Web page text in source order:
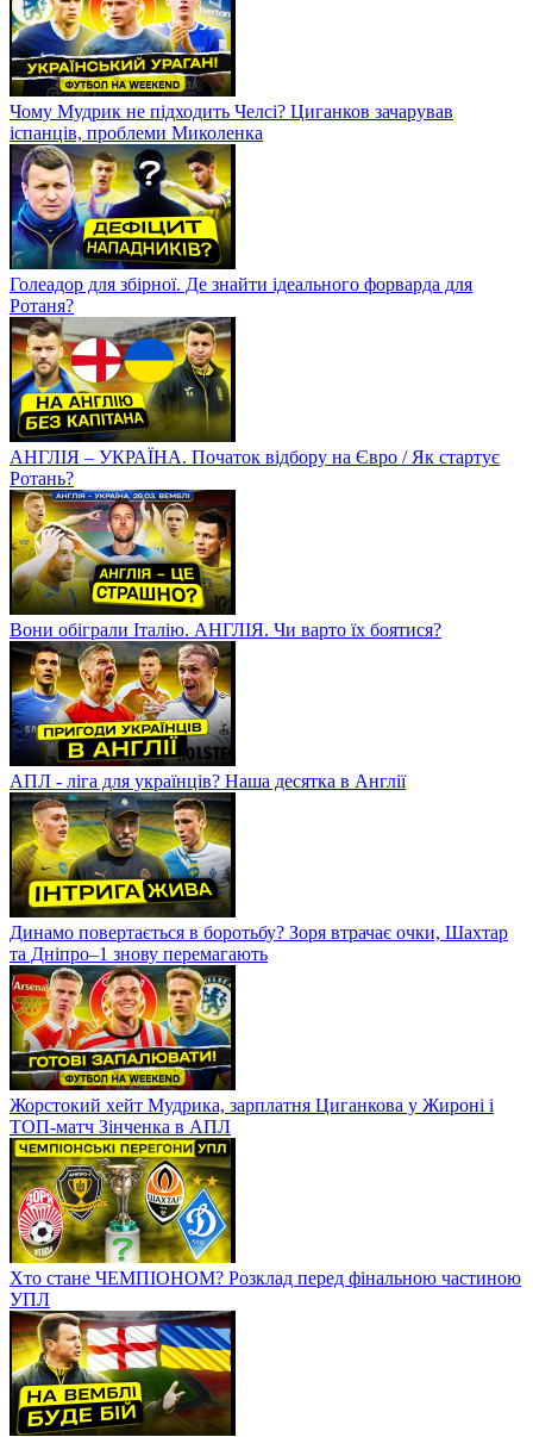
Чому Мудрик не підходить Челсі? Циганков зачарував
іспанців, проблеми Миколенка
Голеадор для збірної. Де знайти ідеального форварда для
Ротаня?
АНГЛІЯ – УКРАЇНА. Початок відбору на Євро / Як стартує
Ротань?
Вони обіграли Італію. АНГЛІЯ. Чи варто їх боятися?
АПЛ - ліга для українців? Наша десятка в Англії
Динамо повертається в боротьбу? Зоря втрачає очки, Шахтар
та Дніпро–1 знову перемагають
Жорстокий хейт Мудрика, зарплатня Циганкова у Жироні і
ТОП-матч Зінченка в АПЛ
Хто стане ЧЕМПІОНОМ? Розклад перед фінальною частиною
УПЛ